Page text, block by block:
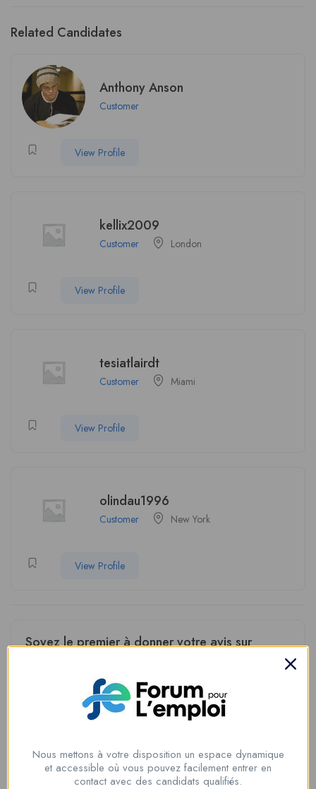
Related Candidates
Anthony Anson
Customer
View Profile
kellix2009
Customer London
View Profile
tesiatlairdt
Customer Miami
View Profile
olindau1996
Customer New York
View Profile
Soyez le premier à donner votre avis sur
Vous devez êtreconnectépour poster un avis.
Genre Female
Nous mettons à votre disposition un espace dynamique
et accessible où vous pouvez facilement entrer en
contact avec des candidats qualifiés.